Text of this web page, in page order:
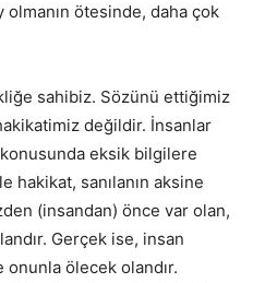
ötesinde, daha çok
sahibiz. Sözünü ettiğimiz
değildir. İnsanlar
eksik bilgilere
hakikat, sanılanın aksine
(insandan) önce var olan,
Gerçek ise, insan
onunla ölecek olandır.